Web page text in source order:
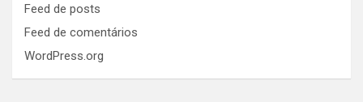
Feed de posts
Feed de comentários
WordPress.org